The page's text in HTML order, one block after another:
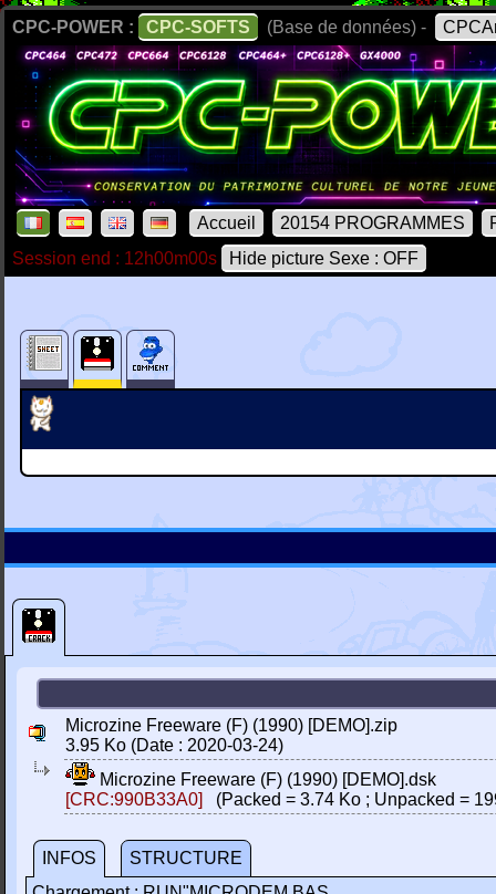
CPC-POWER : CPC-SOFTS (Base de données) -
Accueil 20154 PROGRAMMES
Session end : 12h00m00s
Hide picture Sexe : OFF
Microzine Freeware (F) (1990) [DEMO].zip
3.95 Ko (Date : 2020-03-24)
Microzine Freeware (F) (1990) [DEMO].dsk
[CRC:990B33A0]
(Packed = 3.74 Ko ; Unpacked =
INFOS
STRUCTURE